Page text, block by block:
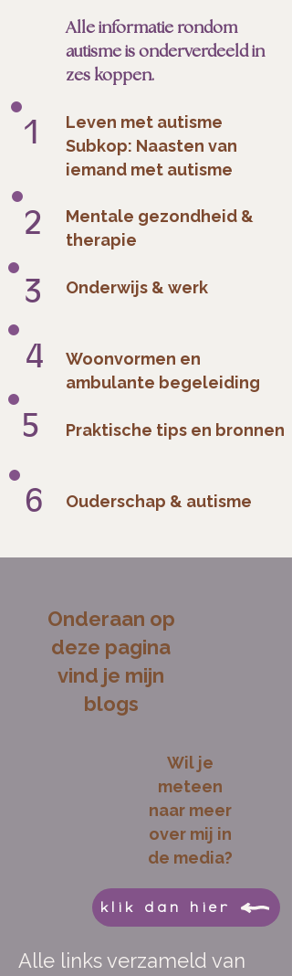
1
2
3
4
5
6
Alle informatie rondom
autisme is onderverdeeld in
zes koppen.
Leven met autisme
Subkop: Naasten van
iemand met autisme
Mentale gezondheid &
therapie
Onderwijs & werk
Woonvormen en
ambulante begeleiding
Praktische tips en bronnen
Ouderschap & autisme
Onderaan op
deze pagina
vind je mijn
blogs
Wil je
meteen
naar meer
over mij in
de media?
klik dan hier
Alle links verzameld van